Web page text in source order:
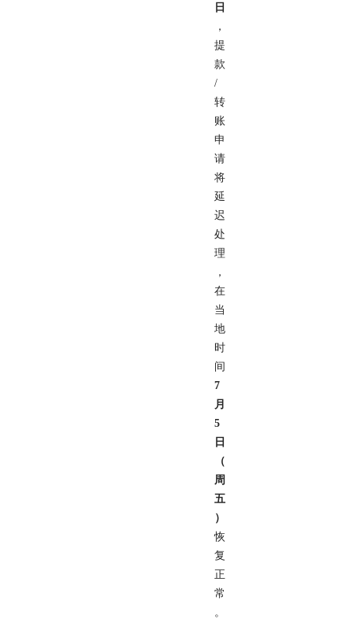
日
，
提
款
/
转
账
申
请
将
延
迟
处
理
，
在
当
地
时
间
7
月
5
日
（
周
五
）
恢
复
正
常
。